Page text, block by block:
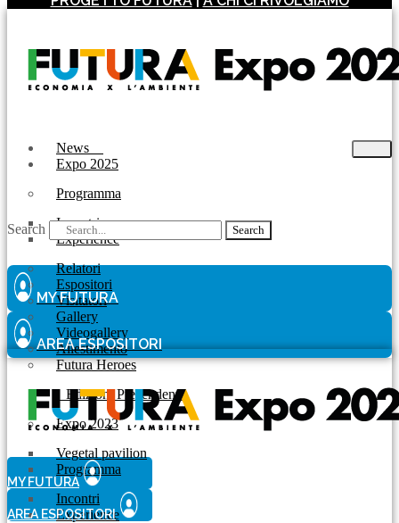
News
Expo 2025
Programma
Incontri
Experience
Relatori
Espositori
Visitatori
Gallery
Videogallery
Allestimento
Futura Heroes
| Edizioni Precendenti
Expo 2023
Vegetal pavilion
Programma
Incontri
Experience
Search Search
MY FUTURA
AREA ESPOSITORI
MY FUTURA
AREA ESPOSITORI